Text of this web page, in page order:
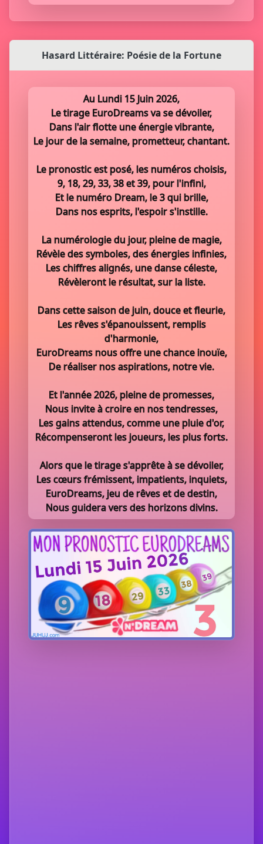
Hasard Littéraire: Poésie de la Fortune
Au Lundi 15 Juin 2026,
Le tirage EuroDreams va se dévoiler,
Dans l'air flotte une énergie vibrante,
Le jour de la semaine, prometteur, chantant.
Le pronostic est posé, les numéros choisis,
9, 18, 29, 33, 38 et 39, pour l'infini,
Et le numéro Dream, le 3 qui brille,
Dans nos esprits, l'espoir s'instille.
La numérologie du jour, pleine de magie,
Révèle des symboles, des énergies infinies,
Les chiffres alignés, une danse céleste,
Révèleront le résultat, sur la liste.
Dans cette saison de juin, douce et fleurie,
Les rêves s'épanouissent, remplis
d'harmonie,
EuroDreams nous offre une chance inouïe,
De réaliser nos aspirations, notre vie.
Et l'année 2026, pleine de promesses,
Nous invite à croire en nos tendresses,
Les gains attendus, comme une pluie d'or,
Récompenseront les joueurs, les plus forts.
Alors que le tirage s'apprête à se dévoiler,
Les cœurs frémissent, impatients, inquiets,
EuroDreams, jeu de rêves et de destin,
Nous guidera vers des horizons divins.